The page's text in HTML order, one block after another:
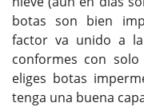
botas son bien
factor va unido a
conformes con
eliges botas
tenga una buena